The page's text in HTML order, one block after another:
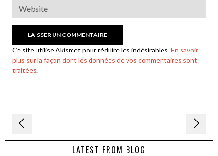
Ce site utilise Akismet pour réduire les indésirables.En savoir
plus sur la façon dont les données de vos commentaires sont
traitées.
Navigation
de LATEST FROM BLOG